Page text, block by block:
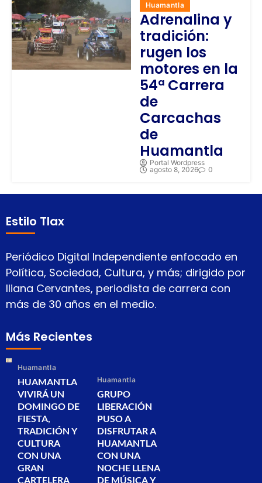
Huamantla
Adrenalina y
tradición:
rugen los
motores en la
54ª Carrera
de
Carcachas
de
Huamantla
Portal Wordpress
agosto 8, 2026
0
Estilo Tlax
Periódico Digital Independiente enfocado en
Política, Sociedad, Cultura, y más; dirigido por
Iliana Cervantes, periodista de carrera con
más de 30 años en el medio.
Más Recientes
Huamantla
HUAMANTLA
VIVIRÁ UN
DOMINGO DE
FIESTA,
TRADICIÓN Y
CULTURA
CON UNA
GRAN
CARTELERA
Huamantla
GRUPO
LIBERACIÓN
PUSO A
DISFRUTAR A
HUAMANTLA
CON UNA
NOCHE LLENA
DE MÚSICA Y